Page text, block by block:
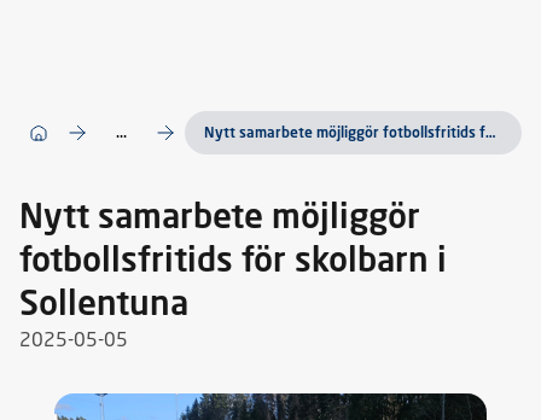
... Nytt samarbete möjliggör fotbollsfritids för skolbarn i Sollentuna
Nytt samarbete möjliggör
fotbollsfritids för skolbarn i
Sollentuna
2025-05-05